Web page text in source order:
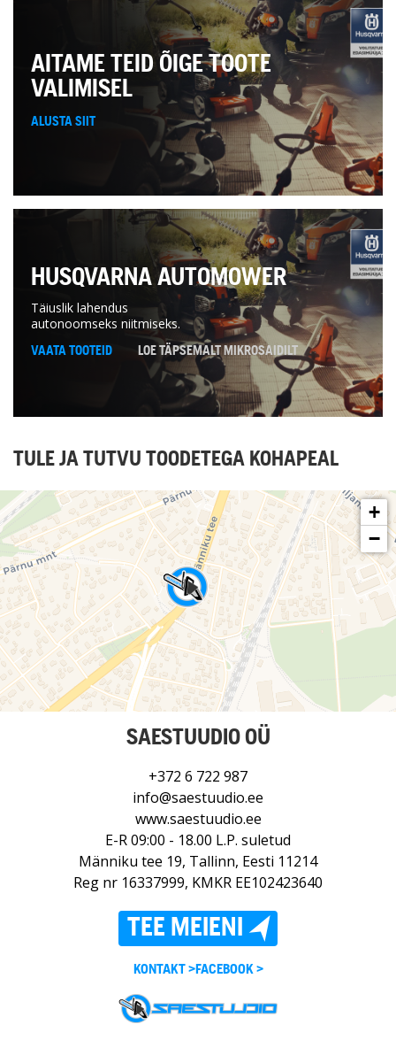
AITAME TEID ÕIGE TOOTE
VALIMISEL
ALUSTA SIIT
HUSQVARNA AUTOMOWER
Täiuslik lahendus
autonoomseks niitmiseks.
VAATA TOOTEID LOE TÄPSEMALT MIKROSAIDILT
TULE JA TUTVU TOODETEGA KOHAPEAL
+
−
SAESTUUDIO OÜ
+372 6 722 987
info@saestuudio.ee
www.saestuudio.ee
E-R 09:00 - 18.00 L.P. suletud
Männiku tee 19, Tallinn, Eesti 11214
Reg nr 16337999, KMKR EE102423640
TEE MEIENI
KONTAKT >FACEBOOK >